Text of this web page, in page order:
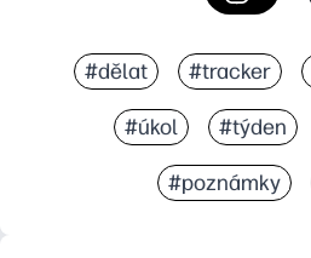
#dělat #tracker
#úkol #týden
#poznámky